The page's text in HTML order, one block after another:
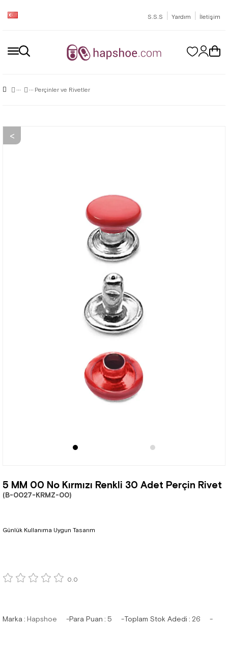
S.S.S | Yardım | İletişim
Perçinler ve Rivetler
5 MM 00 No Kırmızı Renkli 30 Adet Perçin Rivet
(B-0027-KRMZ-00)
Günlük Kullanıma Uygun Tasarım
0.0
Marka : Hapshoe Para Puan : 5 Toplam Stok Adedi : 26